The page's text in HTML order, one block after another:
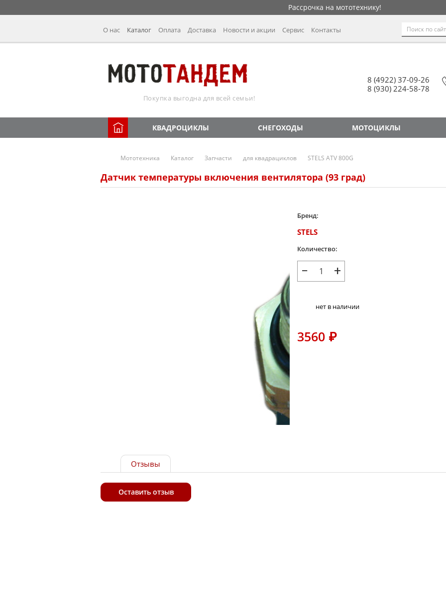
Рассрочка на мототехнику!
О нас Каталог Оплата Доставка Новости и акции Сервис Контакты
8 (4922) 37-09-26
8 (930) 224-58-78
Покупка выгодна для всей семьи!
КВАДРОЦИКЛЫ СНЕГОХОДЫ МОТОЦИКЛЫ
Мототехника Каталог Запчасти для квадрациклов STELS ATV 800G
Датчик температуры включения вентилятора (93 град)
Бренд:
STELS
Количество:
− +
нет в наличии
3560 ₽
Отзывы
Оставить отзыв